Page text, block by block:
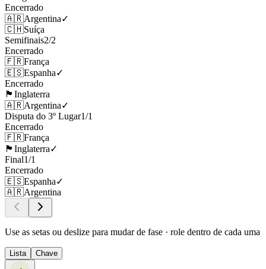
Encerrado
🇦🇷Argentina✓
🇨🇭Suíça
Semifinais2/2
Encerrado
🇫🇷França
🇪🇸Espanha✓
Encerrado
🏴󠁧󠁢󠁥󠁮󠁧󠁿 Inglaterra
🇦🇷Argentina✓
Disputa do 3º Lugar1/1
Encerrado
🇫🇷França
🏴󠁧󠁢󠁥󠁮󠁧󠁿 Inglaterra✓
Final1/1
Encerrado
🇪🇸Espanha✓
🇦🇷Argentina
Use as setas ou deslize para mudar de fase · role dentro de cada uma
Lista Chave